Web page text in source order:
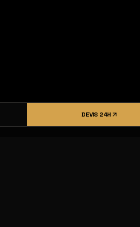
DEVIS 24H